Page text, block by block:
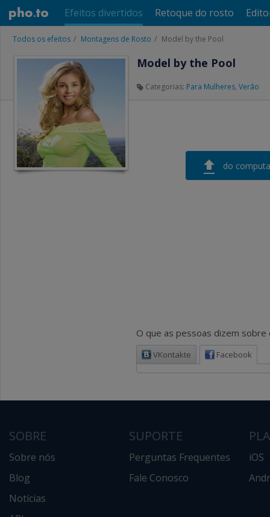
Efeitos divertidos Retoque do rosto
Todos os efeitos Montagens de Rosto Model by the Pool
Model by the Pool
Categorias: Para Mulheres, Verão
do
O que as pessoas dizem
VKontakte Facebook
SOBRE
Sobre nós
Blog
Notícias
SUPORTE
Perguntas Frequentes
Fale Conosco
iOS